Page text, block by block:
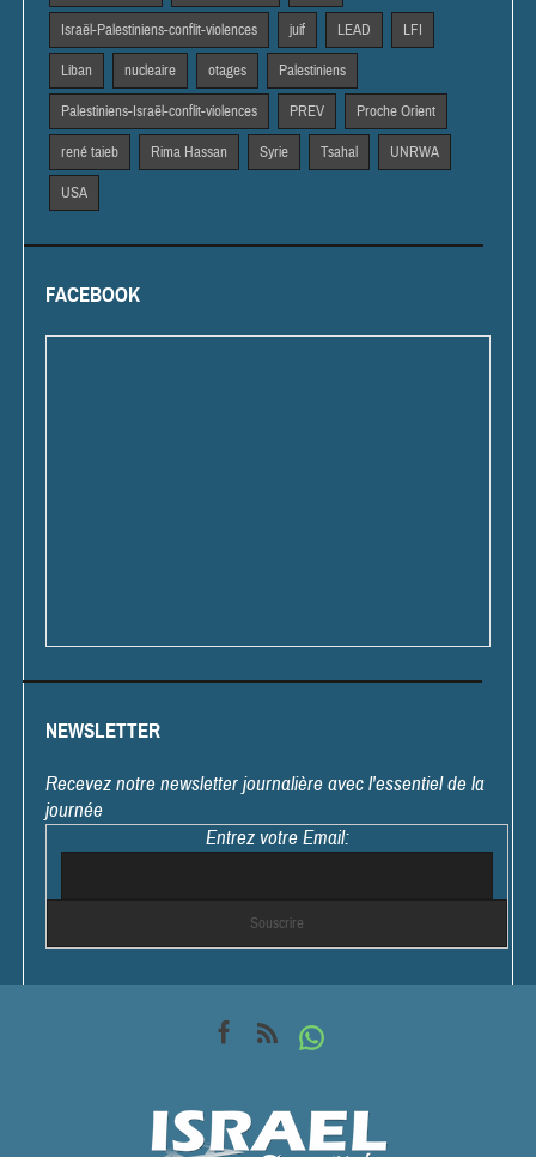
Israël-Palestiniens-conflit-violences juif LEAD LFI
Liban nucleaire otages Palestiniens
Palestiniens-Israël-conflit-violences PREV Proche Orient
rené taieb Rima Hassan Syrie Tsahal UNRWA
USA
FACEBOOK
NEWSLETTER
Recevez notre newsletter journalière avec l'essentiel de la
journée
Entrez votre Email: